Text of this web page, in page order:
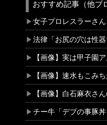
おすすめ記事（他ブ
女子プロレスラーさん、
法律「お尻の穴は性器で
【画像】実は甲子園ア
【画像】速水もこみちが新オープンし
【画像】白石麻衣さん(34)
チー牛「デブの事豚丼っ